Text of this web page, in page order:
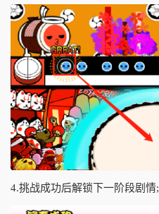
4.挑战成功后解锁下一阶段剧情;